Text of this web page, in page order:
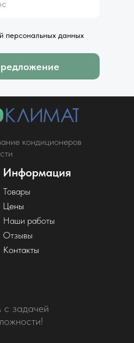
персональных данных
задачей
кондиционеров
Контакты
Отзывы
Наши работы
Цены
Товары
Информация